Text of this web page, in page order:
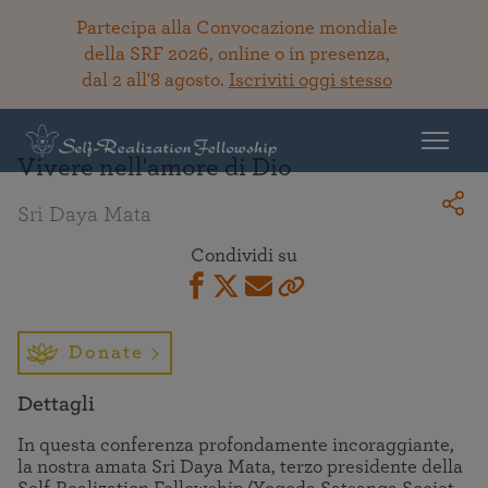
Partecipa alla Convocazione mondiale
della SRF 2026, online o in presenza,
dal 2 all'8 agosto. Iscriviti oggi stesso
Vivere nell'amore di Dio
Sri Daya Mata
Condividi su
Donate
Dettagli
In questa conferenza profondamente incoraggiante,
la nostra amata Sri Daya Mata, terzo presidente della